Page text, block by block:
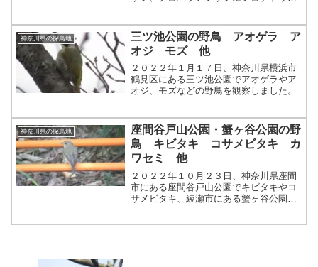
神奈川県の探鳥地
三ツ池公園の野鳥 アオゲラ ア
オジ モズ 他
２０２２年１月１７日、神奈川県横浜市
鶴見区にある三ツ池公園でアオゲラやア
オジ、モズなどの野鳥を観察しました。
神奈川県の探鳥地
座間谷戸山公園・蟹ヶ谷公園の野
鳥 キビタキ コサメビタキ カ
ワセミ 他
２０２２年１０月２３日、神奈川県座間
市にある座間谷戸山公園でキビタキやコ
サメビタキ、綾瀬市にある蟹ヶ谷公園で